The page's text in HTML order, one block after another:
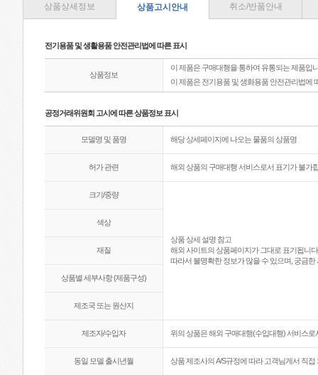
상품상세정보 상품고시안내 취소/반품안내
전기용품 및 생활용품 안전관리법에 따른 표시
상품정보
이 제품은 구매대행을 통하여 유통되는 제품입
이 제품은 전기용품 및 생화용품 안전관리법에
공정거래위원회 고시에 따른 상품정보 표시
모델명 및 품명 해당 상세페이지에 나오는 물품의 상품명
허가 관련 해외 상품의 구매대행 서비스로서 표기가 불가
크기/중량
상품 상세 설명 참고
해외 사이트의 상품페이지가 그대로 표기됩니
따라서 불명확한 정보가 많을 수 있으며, 궁금
색상
재질
상품별 세부사항 (제품구성)
제조국 또는 원산지
제조자/수입자 위의 상품은 해외 구매대행(수입대행) 서비스로
동일 모델 출시년월 상품 제조사의 A/S규정에 따라 고객님게서 직접